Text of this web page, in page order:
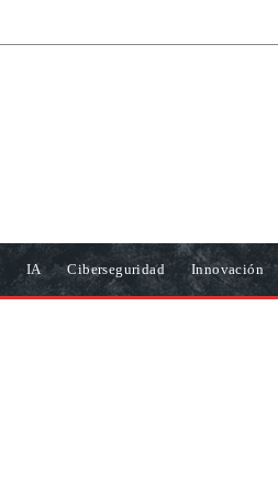
IA Ciberseguridad Innovación